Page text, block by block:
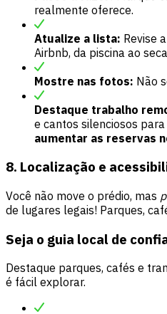
realmente oferece.
Atualize a lista: Revise
Airbnb, da piscina ao
Mostre nas fotos: Não
Destaque trabalho
e cantos silenciosos
aumentar as reservas
8. Localização e
Você não move o prédio, mas
de lugares legais! Parques,
Seja o guia local de
Destaque parques, cafés e
é fácil explorar.